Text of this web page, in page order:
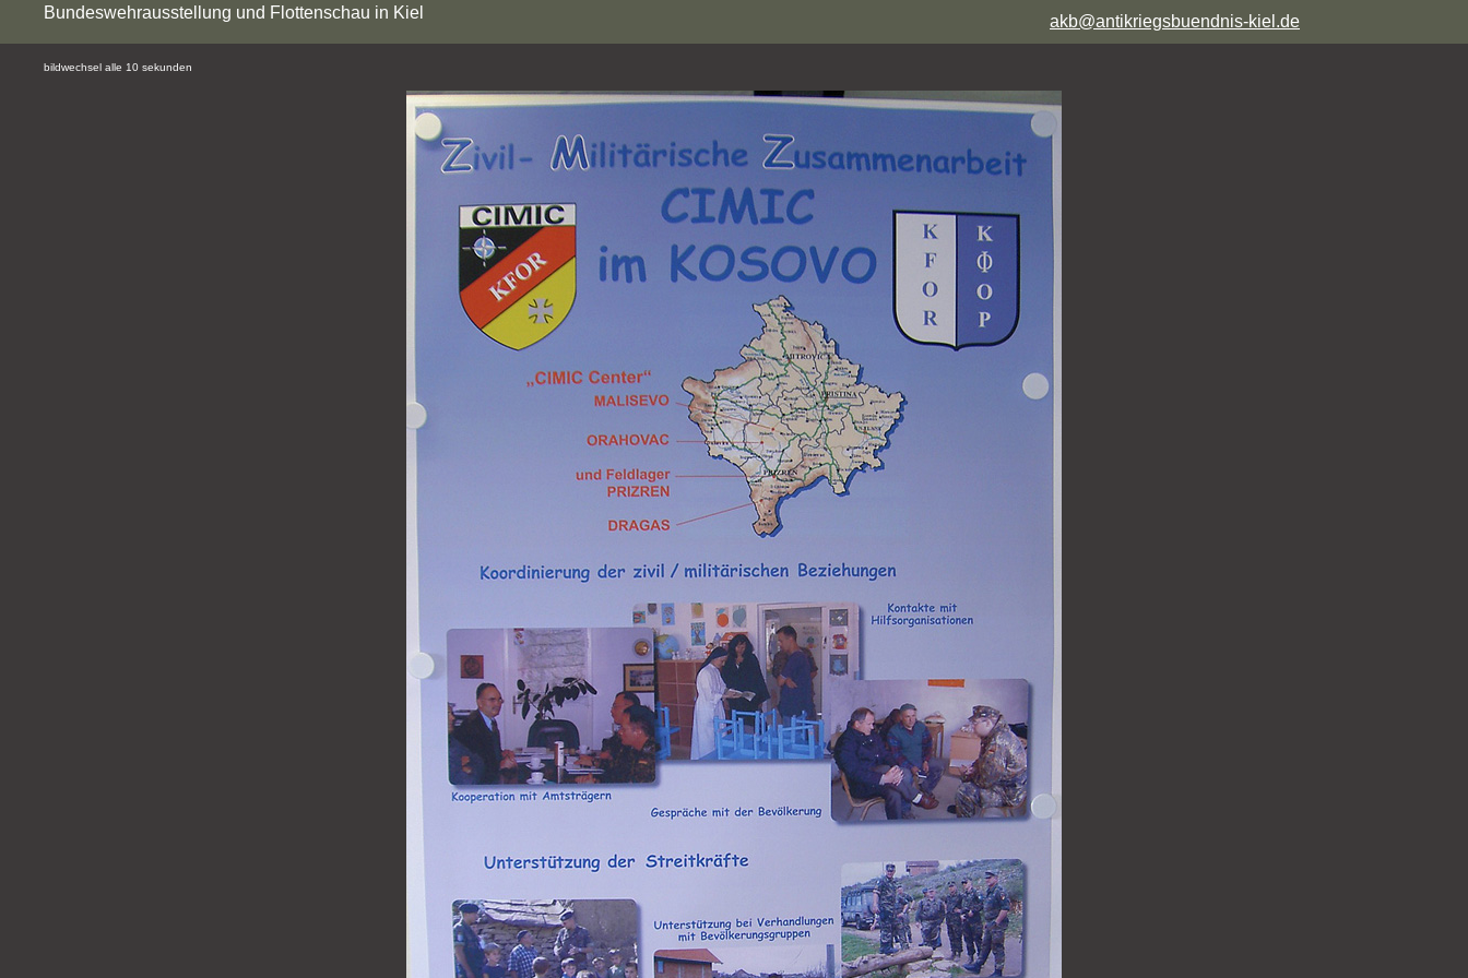
Bundeswehrausstellung und Flottenschau in Kiel akb@antikriegsbuendnis-kiel.de
bildwechsel alle 10 sekunden